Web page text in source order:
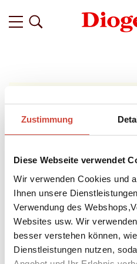
Zustimmung
Diese Webseite verwendet
Wir verwenden Cookies und
Ihnen unsere
Verwendung des
Websites usw. Wir
besser verstehen können,
Dienstleistungen nutzen,
Download Bilddatei ↘